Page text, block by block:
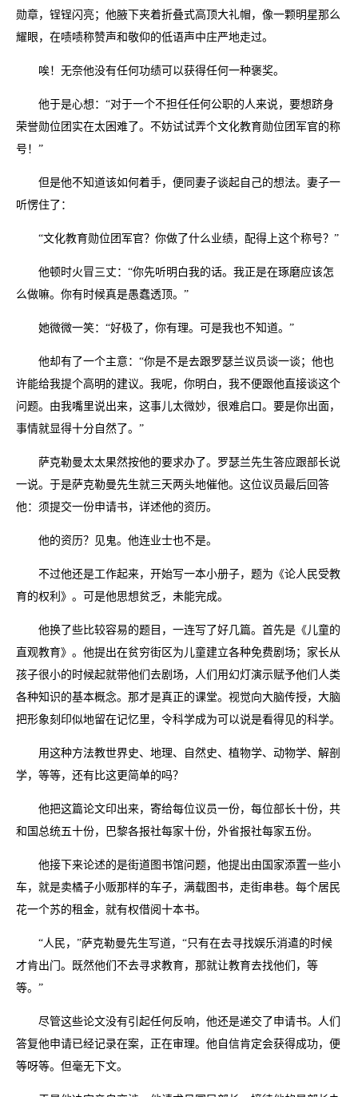
勋章，锃锃闪亮；他腋下夹着折叠式高顶大礼帽，像一颗明星那么
耀眼，在啧啧称赞声和敬仰的低语声中庄严地走过。
唉！无奈他没有任何功绩可以获得任何一种褒奖。
他于是心想：“对于一个不担任任何公职的人来说，要想跻身
荣誉勋位团实在太困难了。不妨试试弄个文化教育勋位团军官的称
号！”
但是他不知道该如何着手，便同妻子谈起自己的想法。妻子一
听愣住了：
“文化教育勋位团军官？你做了什么业绩，配得上这个称号？”
他顿时火冒三丈：“你先听明白我的话。我正是在琢磨应该怎
么做嘛。你有时候真是愚蠢透顶。”
她微微一笑：“好极了，你有理。可是我也不知道。”
他却有了一个主意：“你是不是去跟罗瑟兰议员谈一谈；他也
许能给我提个高明的建议。我呢，你明白，我不便跟他直接谈这个
问题。由我嘴里说出来，这事儿太微妙，很难启口。要是你出面，
事情就显得十分自然了。”
萨克勒曼太太果然按他的要求办了。罗瑟兰先生答应跟部长说
一说。于是萨克勒曼先生就三天两头地催他。这位议员最后回答
他：须提交一份申请书，详述他的资历。
他的资历？见鬼。他连业士也不是。
不过他还是工作起来，开始写一本小册子，题为《论人民受教
育的权利》。可是他思想贫乏，未能完成。
他换了些比较容易的题目，一连写了好几篇。首先是《儿童的
直观教育》。他提出在贫穷街区为儿童建立各种免费剧场；家长从
孩子很小的时候起就带他们去剧场，人们用幻灯演示赋予他们人类
各种知识的基本概念。那才是真正的课堂。视觉向大脑传授，大脑
把形象刻印似地留在记忆里，令科学成为可以说是看得见的科学。
用这种方法教世界史、地理、自然史、植物学、动物学、解剖
学，等等，还有比这更简单的吗？
他把这篇论文印出来，寄给每位议员一份，每位部长十份，共
和国总统五十份，巴黎各报社每家十份，外省报社每家五份。
他接下来论述的是街道图书馆问题，他提出由国家添置一些小
车，就是卖橘子小贩那样的车子，满载图书，走街串巷。每个居民
花一个苏的租金，就有权借阅十本书。
“人民，”萨克勒曼先生写道，“只有在去寻找娱乐消遣的时候
才肯出门。既然他们不去寻求教育，那就让教育去找他们，等
等。”
尽管这些论文没有引起任何反响，他还是递交了申请书。人们
答复他申请已经记录在案，正在审理。他自信肯定会获得成功，便
等呀等。但毫无下文。